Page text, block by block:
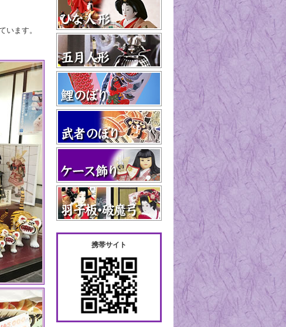
います。
携帯サイト